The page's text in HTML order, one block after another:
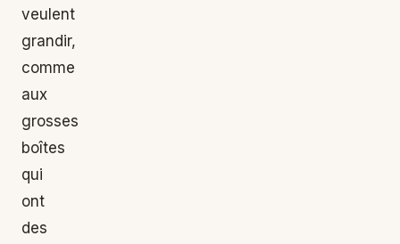
veulent
grandir,
comme
aux
grosses
boîtes
qui
ont
des